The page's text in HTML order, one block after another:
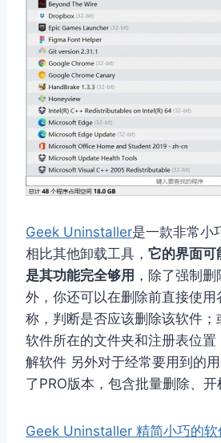
Geek Uninstaller是一款非常小
相比其他卸载工具， 它的界面可
是其功能完全够用 ，除了强制
外，你还可以在删除前直接使用
称，判断是否应该删除该软件
软件所在的文件夹和注册表位置
解软件 另外对于经常要用到的
了PRO版本，包含批量删除、
Geek Uninstaller 精简小巧的软